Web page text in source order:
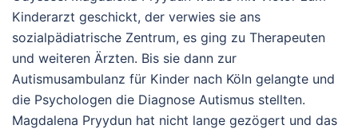
Kinderarzt geschickt, der verwies sie ans
sozialpädiatrische Zentrum, es ging zu Therapeuten
und weiteren Ärzten. Bis sie dann zur
Autismusambulanz für Kinder nach Köln gelangte und
die Psychologen die Diagnose Autismus stellten.
Magdalena Pryydun hat nicht lange gezögert und das